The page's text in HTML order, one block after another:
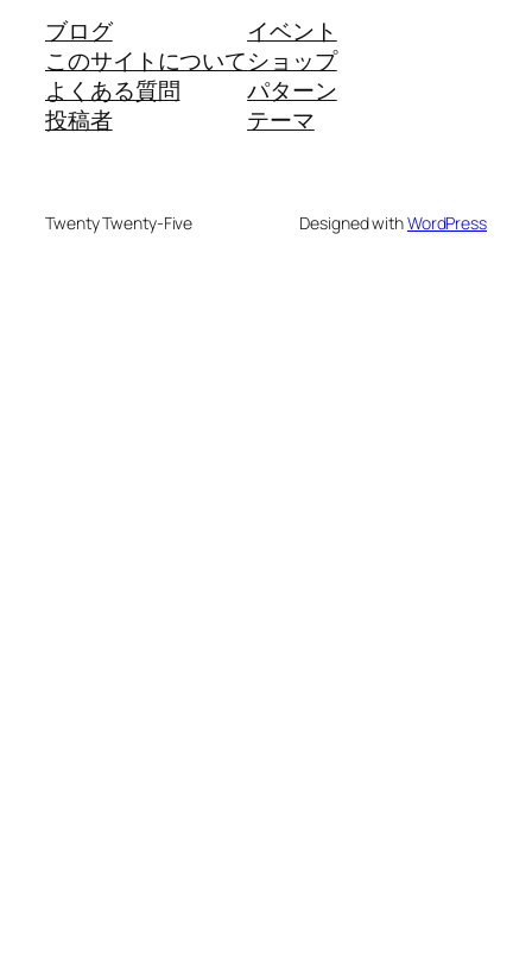
ブログ
このサイトについて
よくある質問
投稿者
イベント
ショップ
パターン
テーマ
Twenty Twenty-Five Designed withWordPress